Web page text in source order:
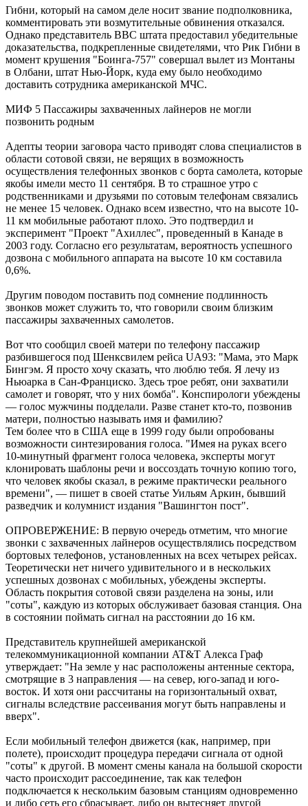
Гибни, который на самом деле носит звание подполковника,
комментировать эти возмутительные обвинения отказался.
Однако представитель ВВС штата предоставил убедительные
доказательства, подкрепленные свидетелями, что Рик Гибни в
момент крушения "Боинга-757" совершал вылет из Монтаны
в Олбани, штат Нью-Йорк, куда ему было необходимо
доставить сотрудника американской МЧС.
МИФ 5 Пассажиры захваченных лайнеров не могли
позвонить родным
Адепты теории заговора часто приводят слова специалистов в
области сотовой связи, не верящих в возможность
осуществления телефонных звонков с борта самолета, которые
якобы имели место 11 сентября. В то страшное утро с
родственниками и друзьями по сотовым телефонам связались
не менее 15 человек. Однако всем известно, что на высоте 10-
11 км мобильные работают плохо. Это подтвердил и
эксперимент "Проект "Ахиллес", проведенный в Канаде в
2003 году. Согласно его результатам, вероятность успешного
дозвона с мобильного аппарата на высоте 10 км составила
0,6%.
Другим поводом поставить под сомнение подлинность
звонков может служить то, что говорили своим близким
пассажиры захваченных самолетов.
Вот что сообщил своей матери по телефону пассажир
разбившегося под Шенксвилем рейса UA93: "Мама, это Марк
Бингэм. Я просто хочу сказать, что люблю тебя. Я лечу из
Ньюарка в Сан-Франциско. Здесь трое ребят, они захватили
самолет и говорят, что у них бомба". Конспирологи убеждены
— голос мужчины подделали. Разве станет кто-то, позвонив
матери, полностью называть имя и фамилию?
Тем более что в США еще в 1999 году были опробованы
возможности синтезирования голоса. "Имея на руках всего
10-минутный фрагмент голоса человека, эксперты могут
клонировать шаблоны речи и воссоздать точную копию того,
что человек якобы сказал, в режиме практически реального
времени", — пишет в своей статье Уильям Аркин, бывший
разведчик и колумнист издания "Вашингтон пост".
ОПРОВЕРЖЕНИЕ: В первую очередь отметим, что многие
звонки с захваченных лайнеров осуществлялись посредством
бортовых телефонов, установленных на всех четырех рейсах.
Теоретически нет ничего удивительного и в нескольких
успешных дозвонах с мобильных, убеждены эксперты.
Область покрытия сотовой связи разделена на зоны, или
"соты", каждую из которых обслуживает базовая станция. Она
в состоянии поймать сигнал на расстоянии до 16 км.
Представитель крупнейшей американской
телекоммуникационной компании AT&T Алекса Граф
утверждает: "На земле у нас расположены антенные сектора,
смотрящие в 3 направления — на север, юго-запад и юго-
восток. И хотя они рассчитаны на горизонтальный охват,
сигналы вследствие рассеивания могут быть направлены и
вверх".
Если мобильный телефон движется (как, например, при
полете), происходит процедура передачи сигнала от одной
"соты" к другой. В момент смены канала на большой скорости
часто происходит рассоединение, так как телефон
подключается к нескольким базовым станциям одновременно
и либо сеть его сбрасывает, либо он вытесняет другой